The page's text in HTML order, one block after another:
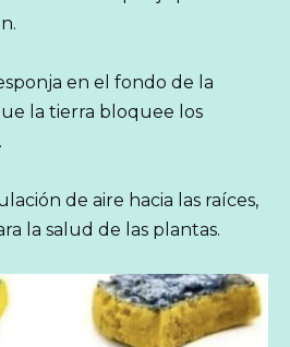
en el fondo de la
la tierra bloquee los
de aire hacia las raíces,
la salud de las plantas.